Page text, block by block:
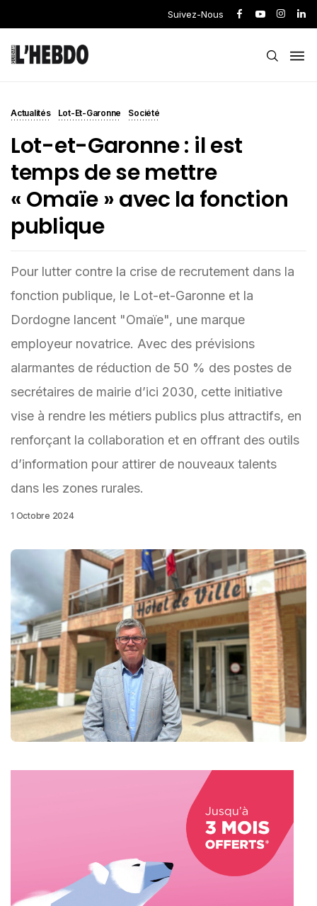
Suivez-Nous
Actualités Lot-Et-Garonne Société
Lot-et-Garonne : il est
temps de se mettre
« Omaïe » avec la fonction
publique
Pour lutter contre la crise de recrutement dans la
fonction publique, le Lot-et-Garonne et la
Dordogne lancent "Omaïe", une marque
employeur novatrice. Avec des prévisions
alarmantes de réduction de 50 % des postes de
secrétaires de mairie d’ici 2030, cette initiative
vise à rendre les métiers publics plus attractifs, en
renforçant la collaboration et en offrant des outils
d’information pour attirer de nouveaux talents
dans les zones rurales.
1 Octobre 2024